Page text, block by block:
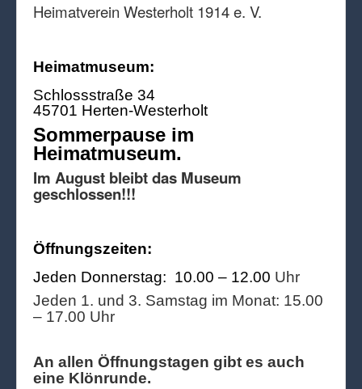
Heimatverein Westerholt 1914 e. V.
Heimatmuseum:
Schlossstraße 34
45701 Herten-Westerholt
Sommerpause im
Heimatmuseum.
Im August bleibt das Museum
geschlossen!!!
Öffnungszeiten:
Jeden Donnerstag: 10.00 – 12.00 Uhr
Jeden 1. und 3. Samstag im Monat: 15.00
– 17.00 Uhr
An allen Öffnungstagen gibt es auch
eine Klönrunde.